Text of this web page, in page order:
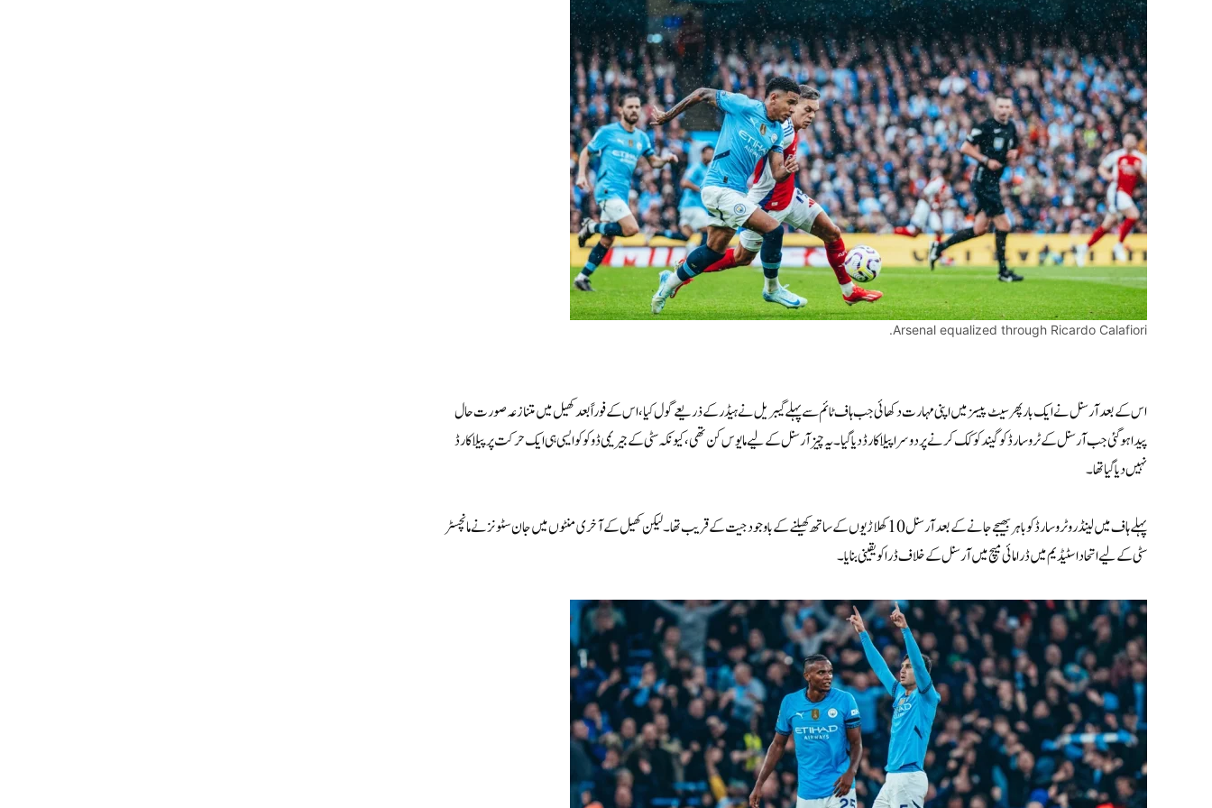
Arsenal equalized through Ricardo Calafiori.
اس کے بعد آرسنل نے ایک بار پھر سیٹ پیسز میں اپنی مہارت دکھائی جب ہاف ٹائم سے پہلے گیبریل نے ہیڈر کے ذریعے گول کیا، اس کے فوراً بعد کھیل میں متنازعہ صورت حال
پیدا ہوگئی جب آرسنل کے ٹروسارڈ کو گیند کو کک کرنے پر دوسرا پیلا کارڈ دیا گیا۔ یہ چیز آرسنل کے لیے مایوس کن تھی، کیونکہ سٹی کے جیریمی ڈوکو کو ایسی ہی ایک حرکت پر پیلا کارڈ
نہیں دیا گیا تھا۔
پہلے ہاف میں لینڈرو ٹروسارڈ کو باہر بھیجے جانے کے بعد آرسنل 10 کھلاڑیوں کے ساتھ کھیلنے کے باوجود جیت کے قریب تھا۔ لیکن کھیل کے آخری منٹوں میں جان سٹونز نے مانچسٹر
سٹی کے لیے اتحاد اسٹیڈیم میں ڈرامائی میچ میں آرسنل کے خلاف ڈرا کو یقینی بنایا۔